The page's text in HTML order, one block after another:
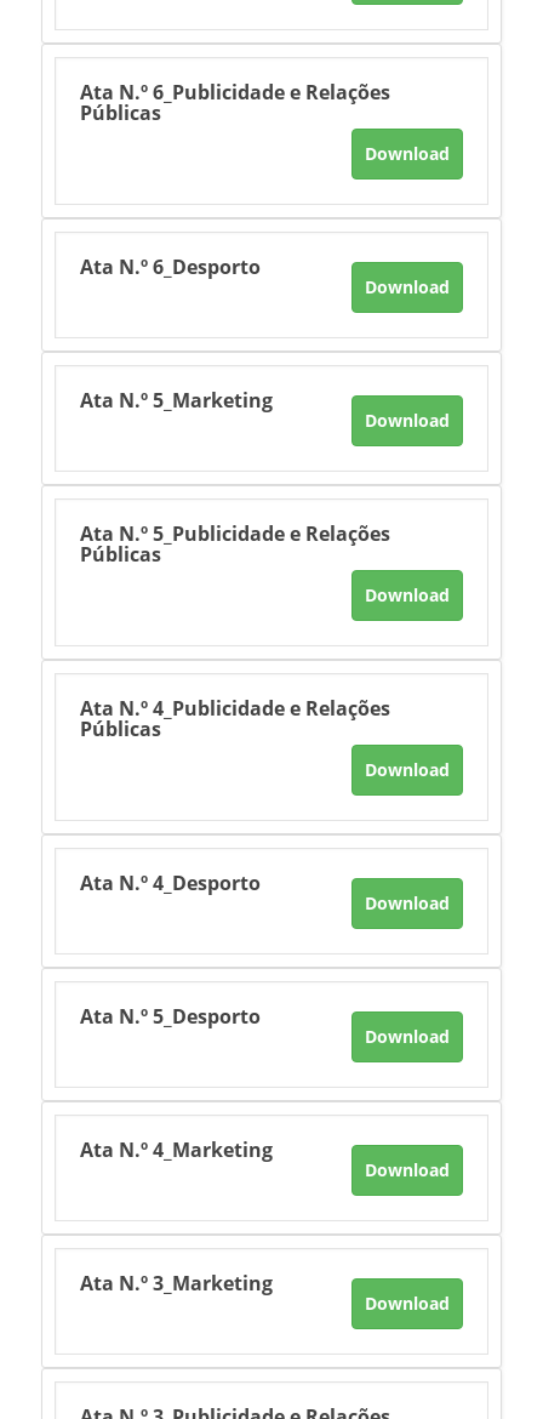
Ata N.º 6_Publicidade e Relações
Públicas
Download
Ata N.º 6_Desporto
Download
Ata N.º 5_Marketing
Download
Ata N.º 5_Publicidade e Relações
Públicas
Download
Ata N.º 4_Publicidade e Relações
Públicas
Download
Ata N.º 4_Desporto
Download
Ata N.º 5_Desporto
Download
Ata N.º 4_Marketing
Download
Ata N.º 3_Marketing
Download